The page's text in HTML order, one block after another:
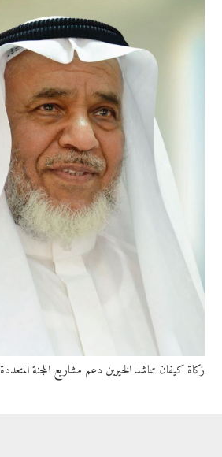
زكاة كيفان تناشد الخيرين دعم مشاريع اللجنة المتعددة